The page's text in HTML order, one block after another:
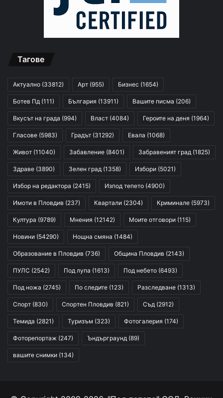
Тагове
Актуално (33812) Арт (955) Бизнес (1654)
Ботев Пд (111) България (13911) Вашите писма (206)
Вкусът на града (994) Власт (4084) Героите на деня (1964)
Гласове (5983) Градът (31292) Евала (1068)
Живот (11040) Забавление (8401) Забравеният град (1825)
Здраве (3890) Зелен град (1358) Избори (5021)
Избор на редактора (2415) Изпод тепето (4900)
Имоти в Пловдив (237) Квартали (2304) Криминале (5973)
Култура (9789) Мнения (12142) Моите отговори (115)
Новини (54290) Нощна смяна (1484)
Образование в Пловдив (736) Община Пловдив (2143)
ПУЛС (2542) Под лупа (1613) Под небето (6493)
Под ножа (2745) По следите (123) Разследване (1313)
Спорт (830) Спортен Пловдив (821) Съд (2912)
Темида (2821) Туризъм (323) Фотогалерия (174)
Фоторепортаж (247) Ъндърграунд (89)
вашите снимки (134)